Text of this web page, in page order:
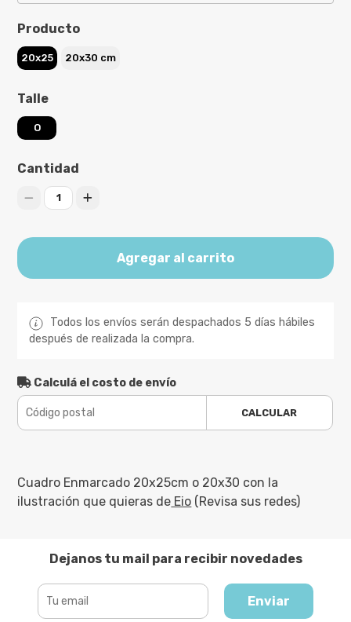
Producto
20x25 20x30 cm
Talle
O
Cantidad
1
Agregar al carrito
Todos los envíos serán despachados 5 días hábiles
después de realizada la compra.
Calculá el costo de envío
CALCULAR
Cuadro Enmarcado 20x25cm o 20x30 con la
ilustración que quieras de Eio (Revisa sus redes)
Dejanos tu mail para recibir novedades
Enviar